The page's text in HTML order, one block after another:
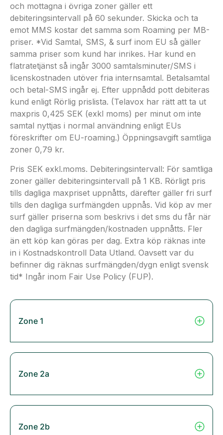
och mottagna i övriga zoner gäller ett
debiteringsintervall på 60 sekunder. Skicka och ta
emot MMS kostar det samma som Roaming per MB-
priser. *Vid Samtal, SMS, & surf inom EU så gäller
samma priser som kund har inrikes. Har kund en
flatratetjänst så ingår 3000 samtalsminuter/SMS i
licenskostnaden utöver fria internsamtal. Betalsamtal
och betal-SMS ingår ej. Efter uppnådd pott debiteras
kund enligt Rörlig prislista. (Telavox har rätt att ta ut
maxpris 0,425 SEK (exkl moms) per minut om inte
samtal nyttjas i normal användning enligt EUs
föreskrifter om EU-roaming.) Öppningsavgift samtliga
zoner 0,79 kr.
Pris SEK exkl.moms. Debiteringsintervall: För samtliga
zoner gäller debiteringsintervall på 1 KB. Rörligt pris
tills dagliga maxpriset uppnåtts, därefter gäller fri surf
tills den dagliga surfmängden uppnås. Vid köp av mer
surf gäller priserna som beskrivs i det sms du får när
den dagliga surfmängden/kostnaden uppnåtts. Fler
än ett köp kan göras per dag. Extra köp räknas inte
in i Kostnadskontroll Data Utland. Oavsett var du
befinner dig räknas surfmängden/dygn enligt svensk
tid* Ingår inom Fair Use Policy (FUP).
Zone 1
Zone 2a
Zone 2b